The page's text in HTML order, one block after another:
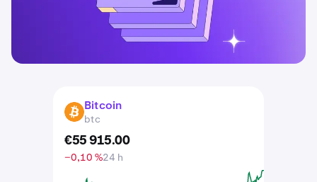
BTC Bitcoin
btc
€55 915.00
−0,10 %24 h